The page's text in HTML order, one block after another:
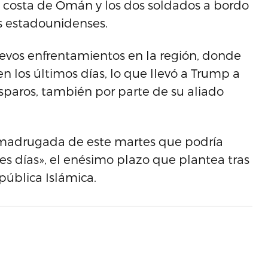
de Omán y los dos soldados a bordo
estadounidenses.
enfrentamientos en la región, donde
los últimos días, lo que llevó a Trump a
también por parte de su aliado
de este martes que podría
días», el enésimo plazo que plantea tras
Islámica.